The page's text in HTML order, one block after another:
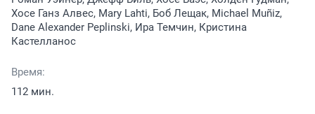
Хосе Ганз Алвес, Mary Lahti, Боб Лещак, Michael Muñiz,
Dane Alexander Peplinski, Ира Темчин, Кристина
Кастелланос
Время:
112 мин.